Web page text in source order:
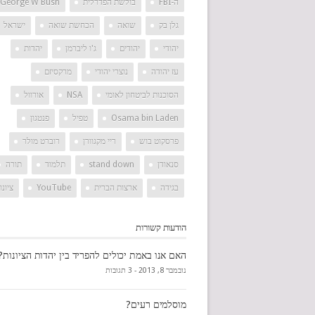
ה-FBI בולשת הפדרלית George W Bush
גלן בק שואה הכחשת שואה ישראל
יהודי יהודים ג'ו ליברמן יהדות
עז יהודה נוצרי יהודי מרקסיזם
הסוכנות לביטחון לאומי NSA אורוול
Osama bin Laden טפיל פנטגון
פרסקוט בוש ריי מקגוורן רוברט מולר
סנאודן stand down תלמוד תורה
בגידה ארצות הברית YouTube
הודעות קשורות
האם אנו באמת יכולים להפריד בין יהדות
נובמבר 8, 2013 - 3 תגובות
מוסלמים רעים?